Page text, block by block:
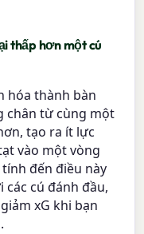
thấp hơn một cú
hóa thành bàn
chân từ cùng một
tạo ra ít lực
vào một vòng
đến điều này
các cú đánh đầu,
xG khi bạn